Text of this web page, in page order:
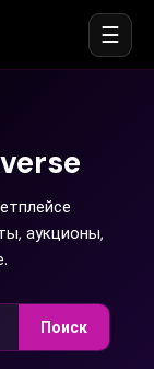
☰
аукционы,
Поиск